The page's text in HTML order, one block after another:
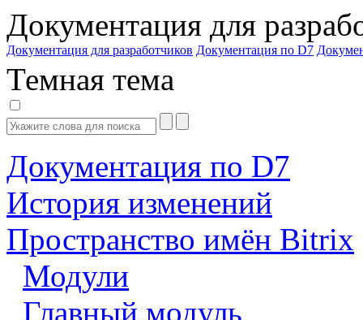
Документация для
Документация для разработчиков Документация по D7
Темная тема
Документация по D7
История изменений
Пространство имён Bitrix
Модули
Главный модуль